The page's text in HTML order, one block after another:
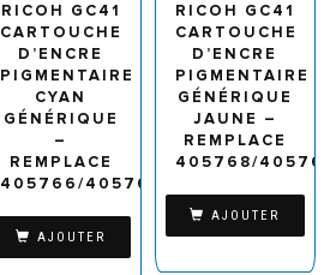
RICOH GC41
CARTOUCHE
D’ENCRE
PIGMENTAIRE
CYAN
GÉNÉRIQUE
–
REMPLACE
405766/405762
AJOUTER
RICOH GC41
CARTOUCHE
D’ENCRE
PIGMENTAIRE
GÉNÉRIQUE
JAUNE –
REMPLACE
405768/405764
AJOUTER